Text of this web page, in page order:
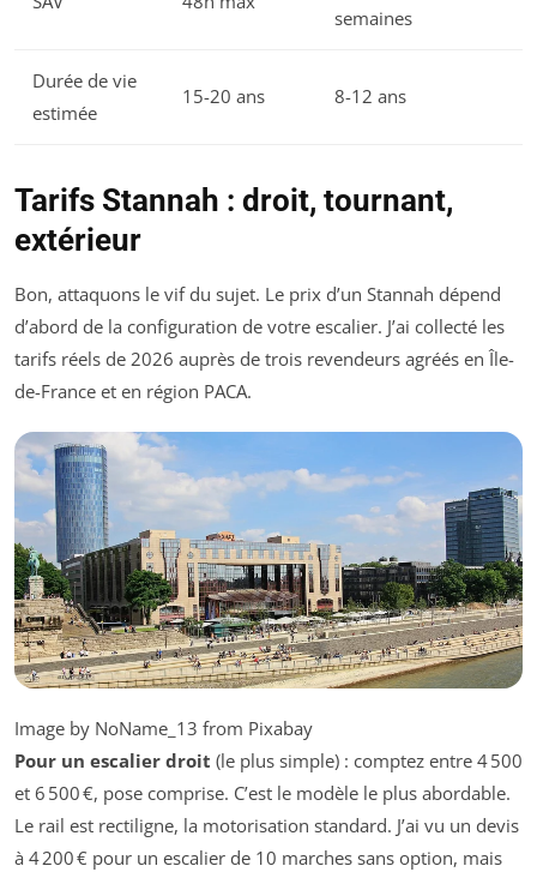
semaines
Durée de vie
estimée
15-20 ans 8-12 ans
Tarifs Stannah : droit, tournant,
extérieur
Bon, attaquons le vif du sujet. Le prix d’un Stannah dépend
d’abord de la configuration de votre escalier. J’ai collecté les
tarifs réels de 2026 auprès de trois revendeurs agréés en Île-
de-France et en région PACA.
Image by NoName_13 from Pixabay
Pour un escalier droit (le plus simple) : comptez entre 4 500
et 6 500 €, pose comprise. C’est le modèle le plus abordable.
Le rail est rectiligne, la motorisation standard. J’ai vu un devis
à 4 200 € pour un escalier de 10 marches sans option, mais